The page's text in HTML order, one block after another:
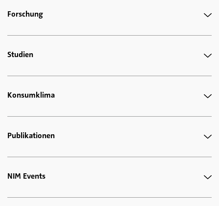
Forschung
Studien
Konsumklima
Publikationen
NIM Events